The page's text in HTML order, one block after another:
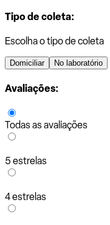
Tipo de coleta:
Escolha o tipo de coleta
Domiciliar No laboratório
Avaliações:
Todas as avaliações
5 estrelas
4 estrelas